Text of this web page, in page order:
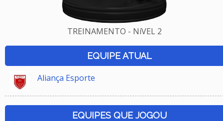
TREINAMENTO - NíVEL 2
EQUIPE ATUAL
Aliança Esporte
EQUIPES QUE JOGOU